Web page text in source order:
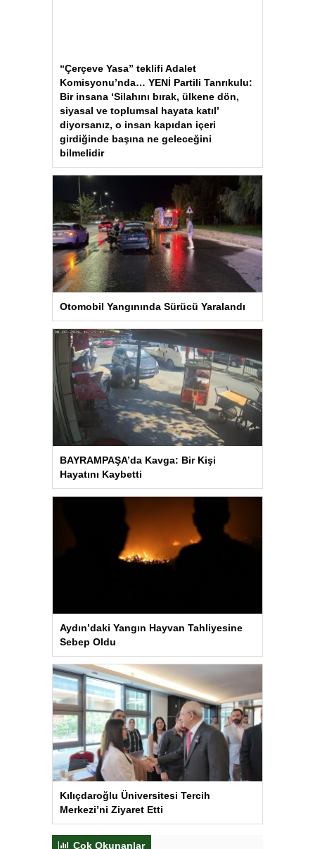
“Çerçeve Yasa” teklifi Adalet
Komisyonu’nda… YENİ Partili Tanrıkulu:
Bir insana ‘Silahını bırak, ülkene dön,
siyasal ve toplumsal hayata katıl’
diyorsanız, o insan kapıdan içeri
girdiğinde başına ne geleceğini
bilmelidir
Otomobil Yangınında Sürücü Yaralandı
BAYRAMPAŞA’da Kavga: Bir Kişi
Hayatını Kaybetti
Aydın’daki Yangın Hayvan Tahliyesine
Sebep Oldu
Kılıçdaroğlu Üniversitesi Tercih
Merkezi’ni Ziyaret Etti
Çok Okunanlar